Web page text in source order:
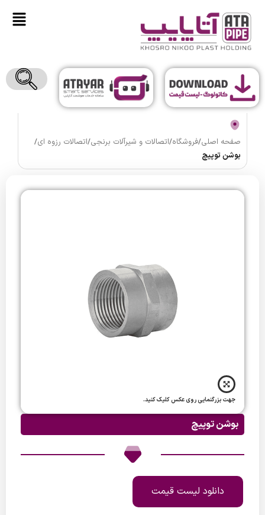
صفحه اصلی/فروشگاه/اتصالات و شیرآلات برنجی/اتصالات رزوه ای/
بوشن توپیچ
بوشن توپیچ
دانلود لیست قیمت
جهت بزرگنمایی روی عکس کلیک کنید.